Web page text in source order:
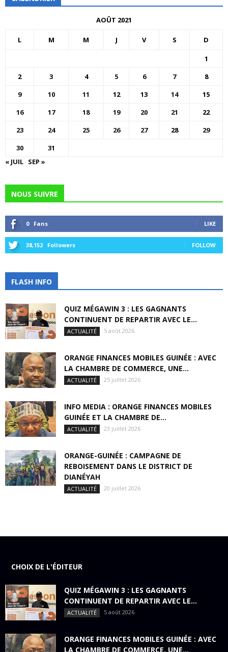
AOÛT 2021
L M M J V S D
1
2
3 4 5 6 7
8
9
10 11 12 13 14
15
16
17 18 19 20 21
22
23
24 25 26 27 28
29
30
31
« JUIL SEP »
NOUS SUIVRE
0 Fans LIKE
38,152 Followers FOLLOW
FLASH INFO
QUIZ MÉGAWIN 3 : LES GAGNANTS
CONTINUENT DE REPARTIR AVEC LE...
ACTUALITÉ 5 août 2026
ORANGE FINANCES MOBILES GUINÉE : AVEC
LA CHAMBRE DE COMMERCE, UNE...
ACTUALITÉ 25 juillet 2026
INFO MEDIA : ORANGE FINANCES MOBILES
GUINÉE ET LA CHAMBRE DE...
ACTUALITÉ 23 juillet 2026
ORANGE-GUINÉE : CAMPAGNE DE
REBOISEMENT DANS LE DISTRICT DE
DIANÉYAH
ACTUALITÉ 20 juillet 2026
CHOIX DE L'ÉDITEUR
QUIZ MÉGAWIN 3 : LES GAGNANTS
CONTINUENT DE REPARTIR AVEC LE...
ACTUALITÉ 5 août 2026
ORANGE FINANCES MOBILES GUINÉE : AVEC
LA CHAMBRE DE COMMERCE, UNE...